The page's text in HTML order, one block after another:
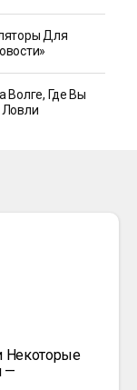
Для
Волге, Где Вы
Ловли
Некоторые
—